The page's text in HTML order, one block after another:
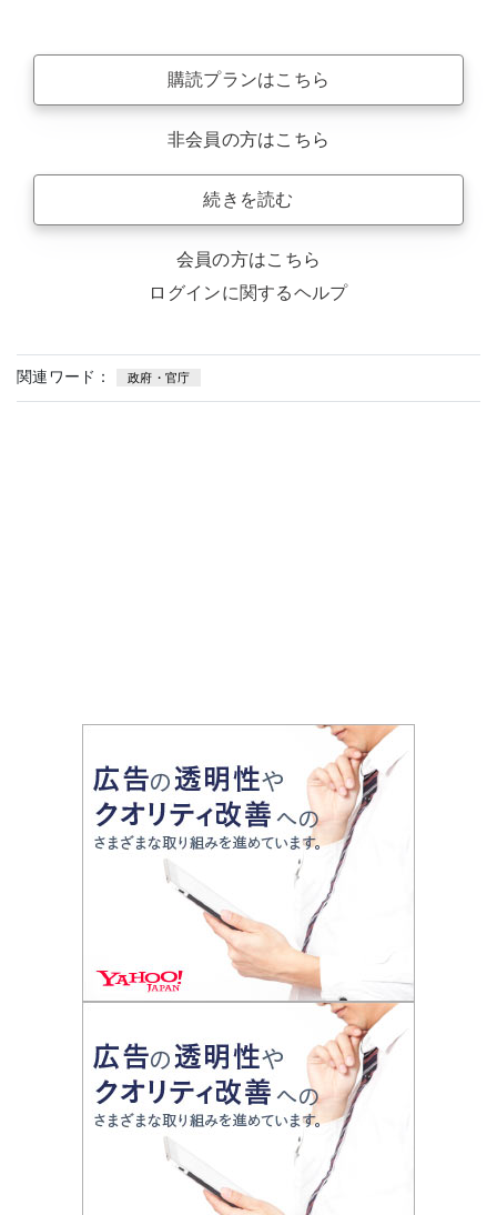
購読プランはこちら
非会員の方はこちら
続きを読む
会員の方はこちら
ログインに関するヘルプ
関連ワード： 政府・官庁